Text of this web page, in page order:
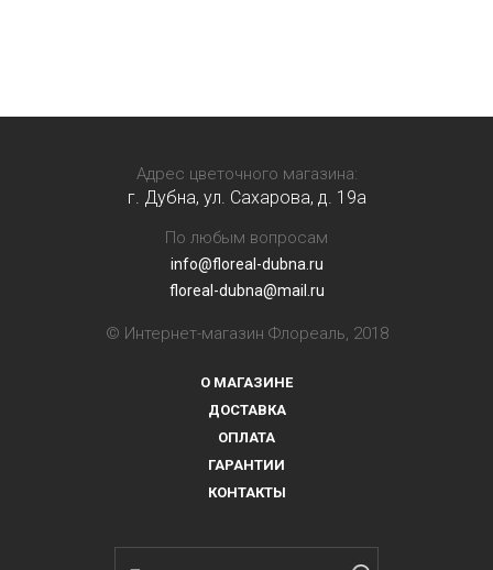
Адрес цветочного магазина:
г. Дубна, ул. Сахарова, д. 19a
По любым вопросам
info@floreal-dubna.ru
floreal-dubna@mail.ru
© Интернет-магазин Флореаль, 2018
О МАГАЗИНЕ
ДОСТАВКА
ОПЛАТА
ГАРАНТИИ
КОНТАКТЫ